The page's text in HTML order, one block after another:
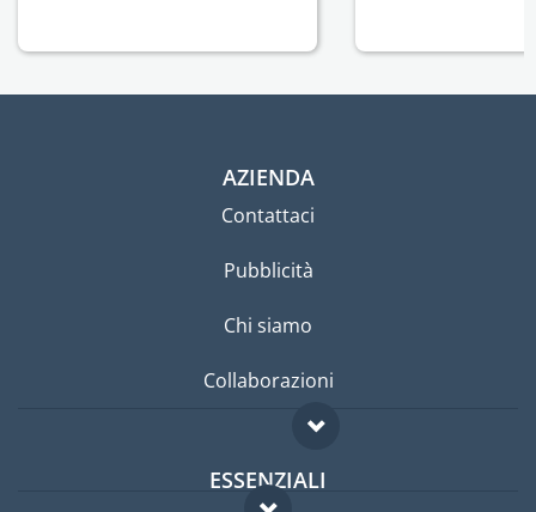
AZIENDA
Contattaci
Pubblicità
Chi siamo
Collaborazioni
ESSENZIALI